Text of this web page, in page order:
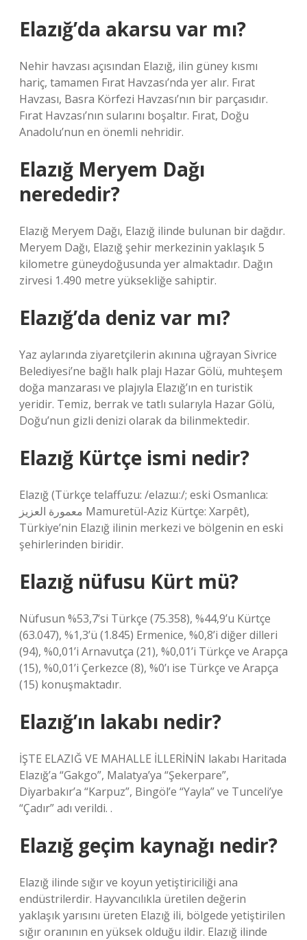
Elazığ’da akarsu var mı?
Nehir havzası açısından Elazığ, ilin güney kısmı
hariç, tamamen Fırat Havzası’nda yer alır. Fırat
Havzası, Basra Körfezi Havzası’nın bir parçasıdır.
Fırat Havzası’nın sularını boşaltır. Fırat, Doğu
Anadolu’nun en önemli nehridir.
Elazığ Meryem Dağı
nerededir?
Elazığ Meryem Dağı, Elazığ ilinde bulunan bir dağdır.
Meryem Dağı, Elazığ şehir merkezinin yaklaşık 5
kilometre güneydoğusunda yer almaktadır. Dağın
zirvesi 1.490 metre yüksekliğe sahiptir.
Elazığ’da deniz var mı?
Yaz aylarında ziyaretçilerin akınına uğrayan Sivrice
Belediyesi’ne bağlı halk plajı Hazar Gölü, muhteşem
doğa manzarası ve plajıyla Elazığ’ın en turistik
yeridir. Temiz, berrak ve tatlı sularıyla Hazar Gölü,
Doğu’nun gizli denizi olarak da bilinmektedir.
Elazığ Kürtçe ismi nedir?
Elazığ (Türkçe telaffuzu: /elazɯː/; eski Osmanlıca:
معمورة العزيز Mamuretül-Aziz Kürtçe: Xarpêt),
Türkiye’nin Elazığ ilinin merkezi ve bölgenin en eski
şehirlerinden biridir.
Elazığ nüfusu Kürt mü?
Nüfusun %53,7’si Türkçe (75.358), %44,9’u Kürtçe
(63.047), %1,3’ü (1.845) Ermenice, %0,8’i diğer dilleri
(94), %0,01’i Arnavutça (21), %0,01’i Türkçe ve Arapça
(15), %0,01’i Çerkezce (8), %0’ı ise Türkçe ve Arapça
(15) konuşmaktadır.
Elazığ’ın lakabı nedir?
İŞTE ELAZIĞ VE MAHALLE İLLERİNİN lakabı Haritada
Elazığ’a “Gakgo”, Malatya’ya “Şekerpare”,
Diyarbakır’a “Karpuz”, Bingöl’e “Yayla” ve Tunceli’ye
“Çadır” adı verildi. .
Elazığ geçim kaynağı nedir?
Elazığ ilinde sığır ve koyun yetiştiriciliği ana
endüstrilerdir. Hayvancılıkla üretilen değerin
yaklaşık yarısını üreten Elazığ ili, bölgede yetiştirilen
sığır oranının en yüksek olduğu ildir. Elazığ ilinde